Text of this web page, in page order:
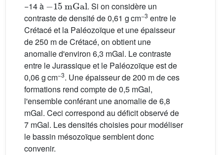
−14 à
. Si on considère un
contraste de densité de 0,61 g cm−3 entre le
Crétacé et la Paléozoïque et une épaisseur
de 250 m de Crétacé, on obtient une
anomalie d'environ 6,3 mGal. Le contraste
entre le Jurassique et le Paléozoïque est de
0,06 g cm−3. Une épaisseur de 200 m de ces
formations rend compte de 0,5 mGal,
l'ensemble conférant une anomalie de 6,8
mGal. Ceci correspond au déficit observé de
7 mGal. Les densités choisies pour modéliser
le bassin mésozoïque semblent donc
convenir.